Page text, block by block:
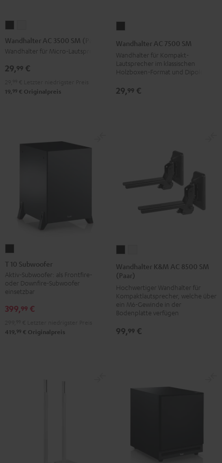
AC
3500
(Paar)
AC
3500
(Paar)
Wandhalter AC 3500 SM (Paar)
Wandhalter für Micro-Lautsprecher
29,99 €
19, 99 € Originalpreis
AC
7500
SM
Schwarz
Wandhalter AC 7500 SM
Wandhalter für Kompakt-
Lautsprecher im klassischen
Holzboxen-Format und Dipole
29,99 €
10
Subwoofer
Schwarz
T 10 Subwoofer
Aktiv-Subwoofer: als Frontfire-
oder Downfire-Subwoofer
einsetzbar
399,99 €
419, 99 € Originalpreis
K&M
AC
8500
SM
(Paar)
K&M
8500
SM
(Paar)
Wandhalter K&M AC 8500 SM
(Paar)
Hochwertiger Wandhalter für
Kompaktlautsprecher, welche über
ein M6-Gewinde in der
Bodenplatte verfügen
99,99 €